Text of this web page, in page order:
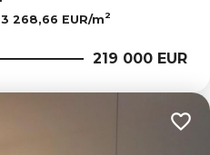
3 268,66 EUR/m2
219 000 EUR